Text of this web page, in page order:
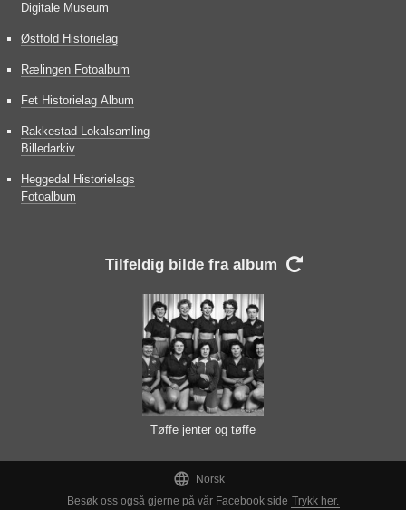
Digitale Museum
Østfold Historielag
Rælingen Fotoalbum
Fet Historielag Album
Rakkestad Lokalsamling
Billedarkiv
Heggedal Historielags
Fotoalbum
Tilfeldig bilde fra album 
Tøffe jenter og tøffe

Norsk
Besøk oss også gjerne på vår Facebook side Trykk her.